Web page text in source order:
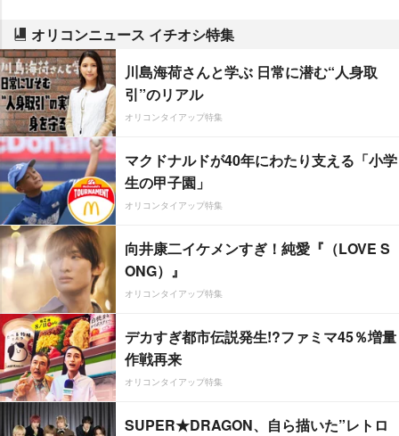
オリコンニュース イチオシ特集
川島海荷さんと学ぶ 日常に潜む“人身取
引”のリアル
オリコンタイアップ特集
マクドナルドが40年にわたり支える「小学
生の甲子園」
オリコンタイアップ特集
向井康二イケメンすぎ！純愛『（LOVE S
ONG）』
オリコンタイアップ特集
デカすぎ都市伝説発生!?ファミマ45％増量
作戦再来
オリコンタイアップ特集
SUPER★DRAGON、自ら描いた”レトロ